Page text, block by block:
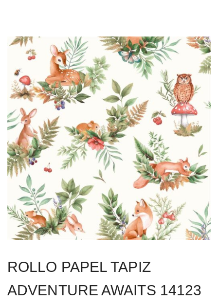
ROLLO PAPEL TAPIZ
ADVENTURE AWAITS 14123